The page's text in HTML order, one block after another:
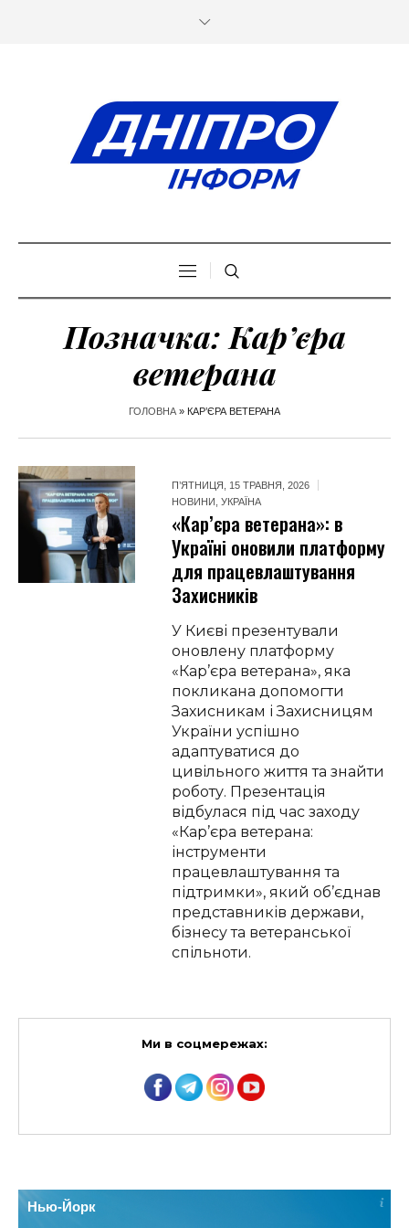
Позначка: Кар’єра
ветерана
ГОЛОВНА » КАР’ЄРА ВЕТЕРАНА
П’ЯТНИЦЯ, 15 ТРАВНЯ, 2026
НОВИНИ ,УКРАЇНА
«Кар’єра ветерана»: в
Україні оновили платформу
для працевлаштування
Захисників
У Києві презентували
оновлену платформу
«Кар’єра ветерана», яка
покликана допомогти
Захисникам і Захисницям
України успішно
адаптуватися до
цивільного життя та знайти
роботу. Презентація
відбулася під час заходу
«Кар’єра ветерана:
інструменти
працевлаштування та
підтримки», який об’єднав
представників держави,
бізнесу та ветеранської
спільноти.
Ми в соцмережах:
Нью-Йорк